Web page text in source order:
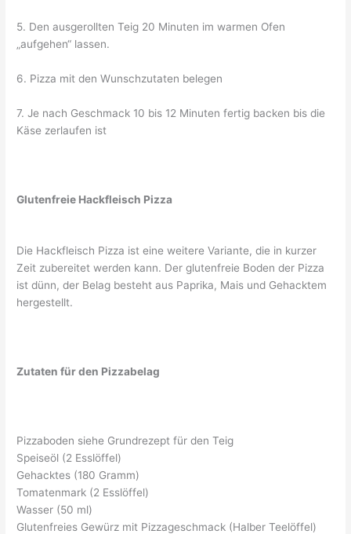
5. Den ausgerollten Teig 20 Minuten im warmen Ofen
„aufgehen“ lassen.
6. Pizza mit den Wunschzutaten belegen
7. Je nach Geschmack 10 bis 12 Minuten fertig backen bis die
Käse zerlaufen ist
Glutenfreie Hackfleisch Pizza
Die Hackfleisch Pizza ist eine weitere Variante, die in kurzer
Zeit zubereitet werden kann. Der glutenfreie Boden der Pizza
ist dünn, der Belag besteht aus Paprika, Mais und Gehacktem
hergestellt.
Zutaten für den Pizzabelag
Pizzaboden siehe Grundrezept für den Teig
Speiseöl (2 Esslöffel)
Gehacktes (180 Gramm)
Tomatenmark (2 Esslöffel)
Wasser (50 ml)
Glutenfreies Gewürz mit Pizzageschmack (Halber Teelöffel)